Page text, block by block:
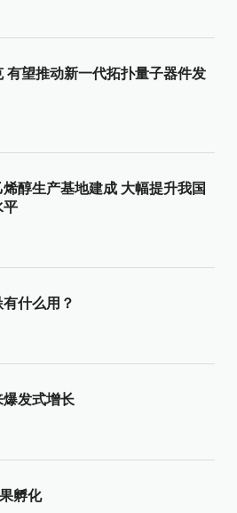
有望推动新一代拓扑量子器件发
醇生产基地建成 大幅提升我国
平
有什么用？
爆发式增长
孵化